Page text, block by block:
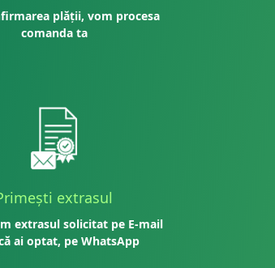
plății, vom procesa
comanda ta
extrasul
extrasul solicitat pe E-mail
ai optat, pe WhatsApp